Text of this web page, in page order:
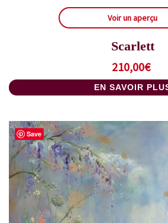
Voir un aperçu
Scarlett
210,00€
EN SAVOIR
Save